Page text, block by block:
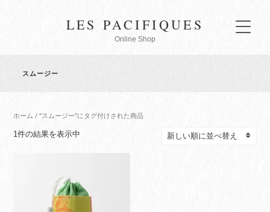
LES PACIFIQUES
Online Shop
スムージー
ホーム / “スムージー”にタグ付けされた商品
1件の結果を表示中